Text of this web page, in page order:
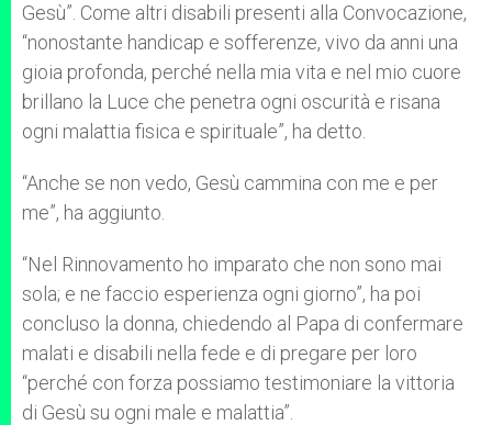
Gesù”. Come altri disabili presenti alla Convocazione,
“nonostante handicap e sofferenze, vivo da anni una
gioia profonda, perché nella mia vita e nel mio cuore
brillano la Luce che penetra ogni oscurità e risana
ogni malattia fisica e spirituale”, ha detto.
“Anche se non vedo, Gesù cammina con me e per
me”, ha aggiunto.
“Nel Rinnovamento ho imparato che non sono mai
sola; e ne faccio esperienza ogni giorno”, ha poi
concluso la donna, chiedendo al Papa di confermare
malati e disabili nella fede e di pregare per loro
“perché con forza possiamo testimoniare la vittoria
di Gesù su ogni male e malattia”.